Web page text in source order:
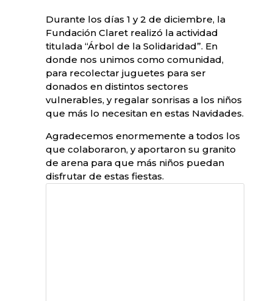
Durante los días 1 y 2 de diciembre, la
Fundación Claret realizó la actividad
titulada “Árbol de la Solidaridad”. En
donde nos unimos como comunidad,
para recolectar juguetes para ser
donados en distintos sectores
vulnerables, y regalar sonrisas a los niños
que más lo necesitan en estas Navidades.
Agradecemos enormemente a todos los
que colaboraron, y aportaron su granito
de arena para que más niños puedan
disfrutar de estas fiestas.